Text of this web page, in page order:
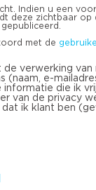
Indien u een
deze zichtbaar op
gepubliceerd.
met de
de verwerking van
(naam, e-
die ik
van de privacy
dat ik klant ben